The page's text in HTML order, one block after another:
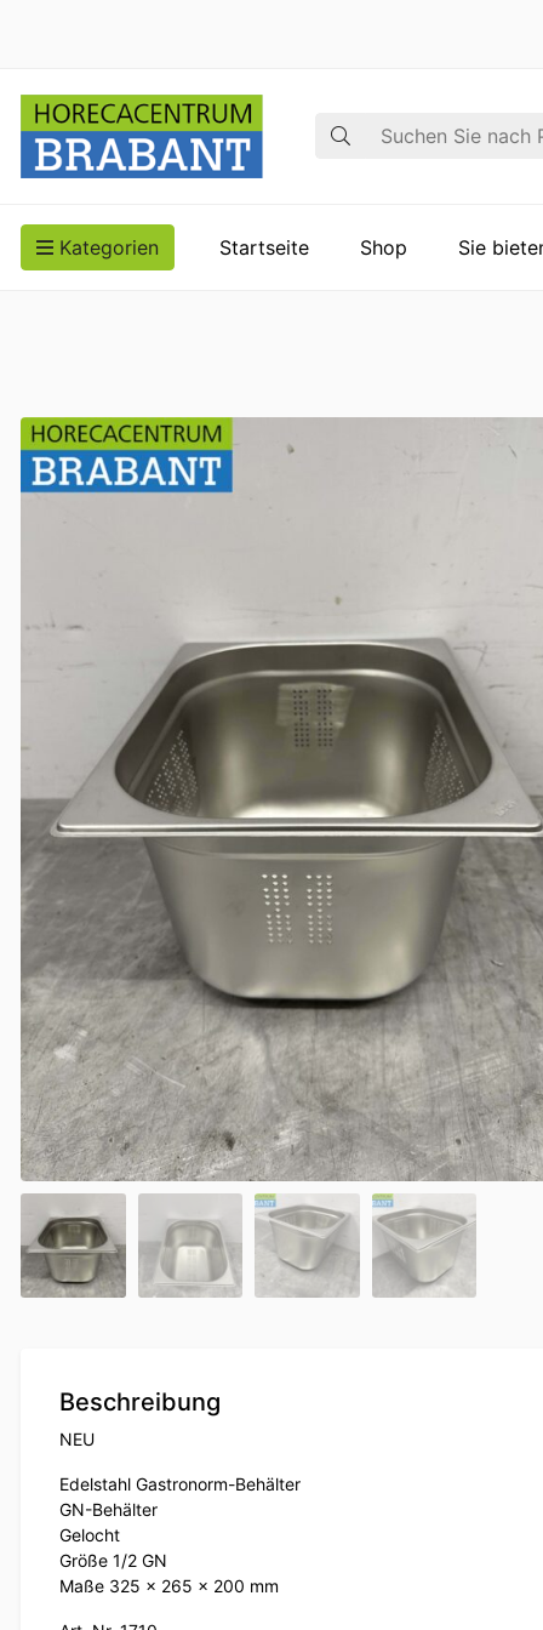
Suche
Kategorien Startseite Shop Sie
Beschreibung
NEU
Edelstahl Gastronorm-Behälter
GN-Behälter
Gelocht
Größe 1/2 GN
Maße 325 x 265 x 200 mm